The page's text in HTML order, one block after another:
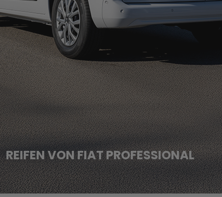
REIFEN VON FIAT PROFESSIONAL